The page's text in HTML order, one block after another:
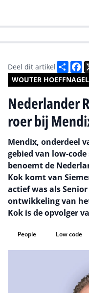
WOUTER
Deel dit artikel Deel
Nederlander
roer bij
Mendix, onderdeel
gebied van low-
benoemt de
Kok komt van
actief was als
ontwikkeling van
Kok is de opvolger
People Low code